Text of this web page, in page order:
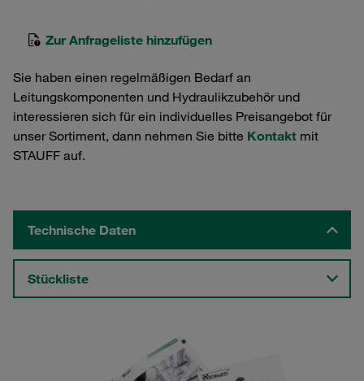
Zur Anfrageliste hinzufügen
Sie haben einen regelmäßigen Bedarf an
Leitungskomponenten und Hydraulikzubehör und
interessieren sich für ein individuelles Preisangebot für
unser Sortiment, dann nehmen Sie bitte Kontakt mit
STAUFF auf.
Technische Daten
Stückliste